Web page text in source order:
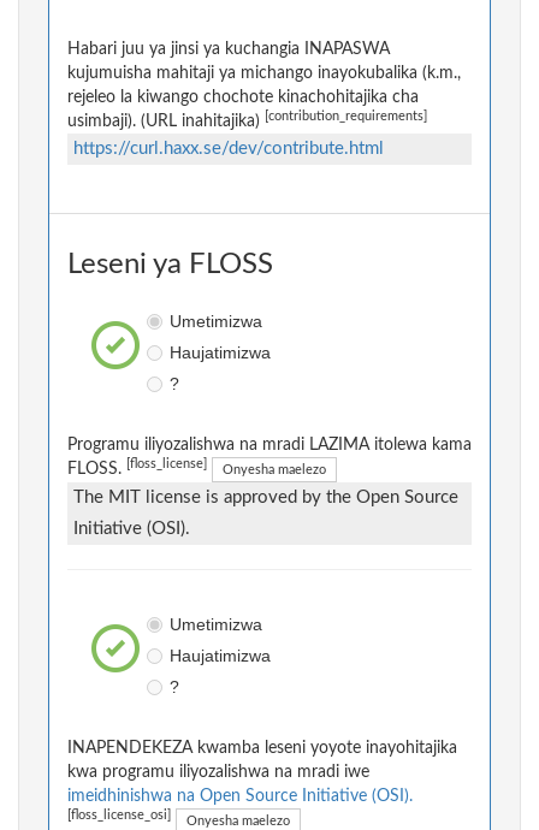
Habari juu ya jinsi ya kuchangia INAPASWA
kujumuisha mahitaji ya michango inayokubalika (k.m.,
rejeleo la kiwango chochote kinachohitajika cha
usimbaji). (URL inahitajika)
[contribution_requirements]
https://curl.haxx.se/dev/contribute.html
Leseni ya FLOSS
Umetimizwa
Haujatimizwa
?
Programu iliyozalishwa na mradi LAZIMA itolewa kama
FLOSS.
[floss_license] Onyesha maelezo
The MIT license is approved by the Open Source
Initiative (OSI).
Umetimizwa
Haujatimizwa
?
INAPENDEKEZA kwamba leseni yoyote inayohitajika
kwa programu iliyozalishwa na mradi iwe
imeidhinishwa na Open Source Initiative (OSI).
[floss_license_osi] Onyesha maelezo